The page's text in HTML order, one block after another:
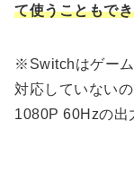
て使うこともで
※Switchはゲー
対応していない
1080P 60Hzの出